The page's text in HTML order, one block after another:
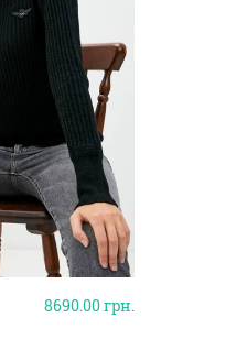
8690.00грн.